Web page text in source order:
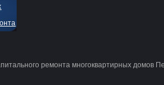
ремонта многоквартирных домов